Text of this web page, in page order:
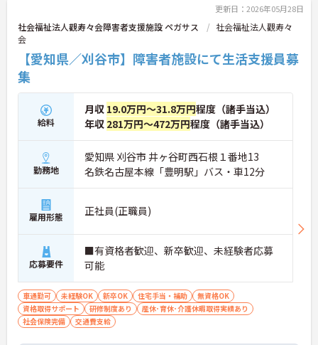
更新日：2026年05月28日
社会福祉法人觀寿々会障害者支援施設 ペガサス
社会福祉法人觀寿々
会
【愛知県／刈谷市】障害者施設にて生活支援員募
集
給料
月収 19.0万円～31.8万円程度（諸手当込）
年収 281万円～472万円程度（諸手当込）
勤務地
愛知県 刈谷市 井ヶ谷町西石根１番地13
名鉄名古屋本線「豊明駅」バス・車12分
雇用形態 正社員(正職員)
応募要件
■有資格者歓迎、新卒歓迎、未経験者応募
可能
車通勤可 未経験OK 新卒OK 住宅手当・補助
無資格OK
資格取得サポート
研修制度あり
産休･育休･介護休暇取得実績あり
社会保険完備
交通費支給